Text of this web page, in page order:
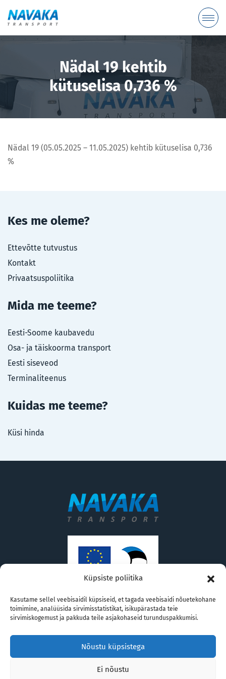
Küpsiste poliitika
Kasutame sellel veebisaidil küpsiseid, et tagada veebisaidi nõuetekohane
toimimine, analüüsida sirvimisstatistikat, isikupärastada teie
sirvimiskogemust ja pakkuda teile asjakohaseid turunduspakkumisi.
Nõustu küpsistega
Ei nõustu
Nädal 19 kehtib
kütuselisa 0,736 %
Nädal 19 (05.05.2025 – 11.05.2025) kehtib kütuselisa 0,736
%
Kes me oleme?
Ettevõtte tutvustus
Kontakt
Privaatsuspoliitika
Mida me teeme?
Eesti-Soome kaubavedu
Osa- ja täiskoorma transport
Eesti siseveod
Terminaliteenus
Kuidas me teeme?
Küsi hinda
Navaka Transport AS
navaka@navaka.ee
Paljassaare tee 41 Tallinn 10313